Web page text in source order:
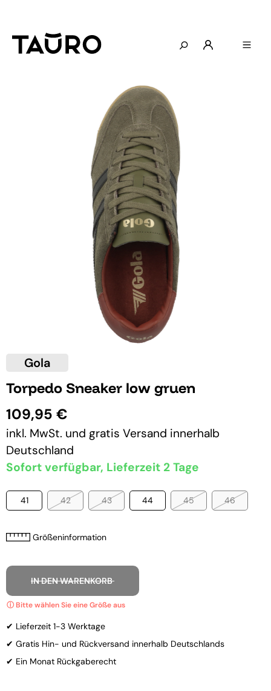
Gola
Torpedo Sneaker low gruen
109,95 €
inkl. MwSt. und gratis Versand innerhalb
Deutschland
Sofort verfügbar, Lieferzeit 2 Tage
41 42 43 44 45 46
Größeninformation
IN DEN WARENKORB
✔ Lieferzeit 1-3 Werktage
✔ Gratis Hin- und Rückversand innerhalb Deutschlands
✔ Ein Monat Rückgaberecht